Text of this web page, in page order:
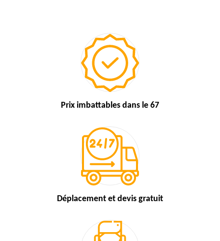
Prix imbattables dans le 67
Déplacement et devis gratuit